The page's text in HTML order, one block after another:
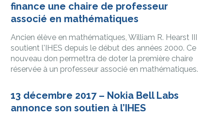
finance une chaire de professeur
associé en mathématiques
Ancien élève en mathématiques, William R. Hearst III
soutient l'IHES depuis le début des années 2000. Ce
nouveau don permettra de doter la première chaire
réservée à un professeur associé en mathématiques.
13 décembre 2017 – Nokia Bell Labs
annonce son soutien à l’IHES